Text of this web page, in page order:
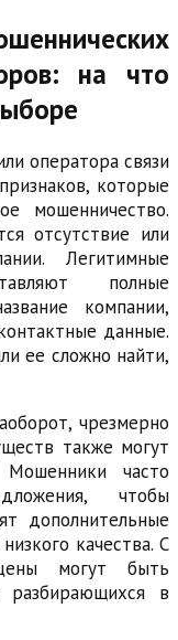
на что
оператора связи
которые
мошенничество.
отсутствие или
Легитимные
полные
компании,
данные.
ее сложно найти,
чрезмерно
также могут
часто
чтобы
дополнительные
качества. С
могут быть
разбирающихся в